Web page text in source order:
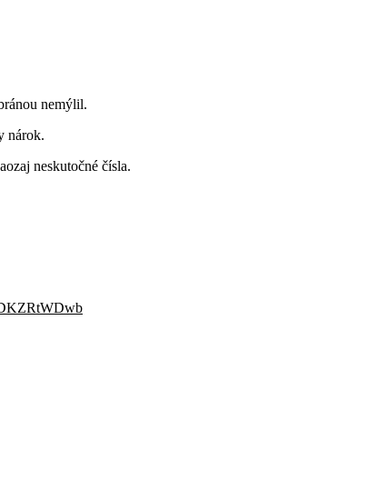
nemýlil.
nárok.
neskutočné čísla.